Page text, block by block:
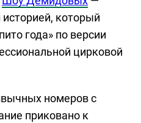
историей, который
года» по версии
цирковой
номеров с
приковано к